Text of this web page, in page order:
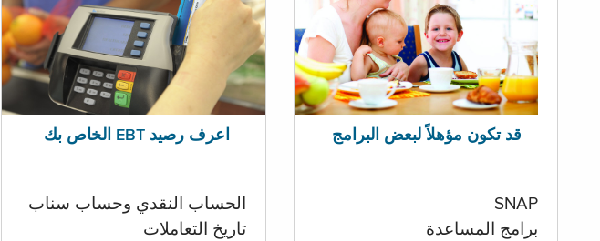
اعرف رصيد EBT الخاص بك
الحساب النقدي وحساب سناب
تاريخ التعاملات
قد تكون مؤهلاً لبعض البرامج
SNAP
برامج المساعدة